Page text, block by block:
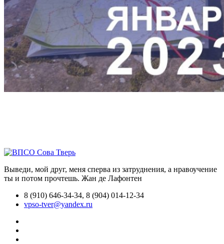
Выведи, мой друг, меня сперва из затруднения, а нравоучение
ты и потом прочтешь. Жан де Лафонтен
8 (910) 646-34-34, 8 (904) 014-12-34
vpso-tver@yandex.ru